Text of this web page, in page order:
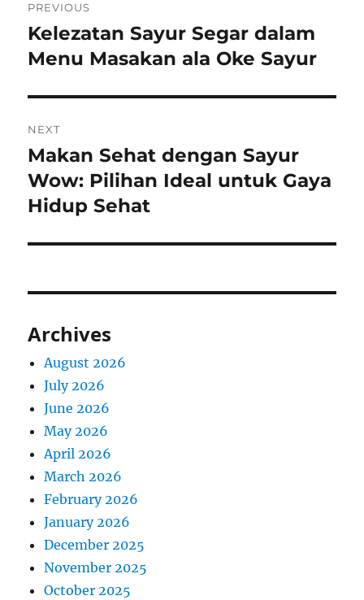
navigation
PREVIOUS
Previous
post:
Kelezatan Sayur Segar dalam
Menu Masakan ala Oke Sayur
NEXT
Next
post:
Makan Sehat dengan Sayur
Wow: Pilihan Ideal untuk Gaya
Hidup Sehat
Archives
August 2026
July 2026
June 2026
May 2026
April 2026
March 2026
February 2026
January 2026
December 2025
November 2025
October 2025